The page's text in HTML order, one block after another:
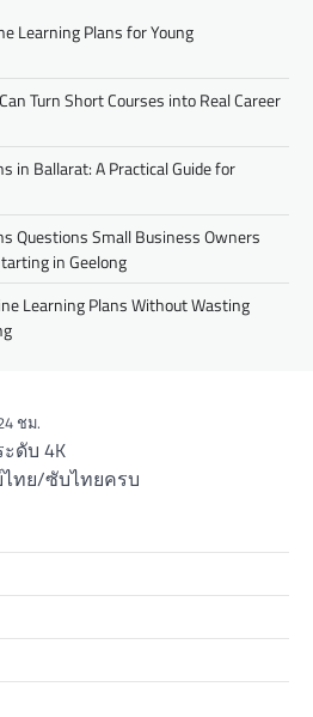
Learning Plans for Young
Turn Short Courses into Real Career
in Ballarat: A Practical Guide for
Questions Small Business Owners
in Geelong
Learning Plans Without Wasting
ชม.
ดับ 4K
ทย/ซับไทยครบ